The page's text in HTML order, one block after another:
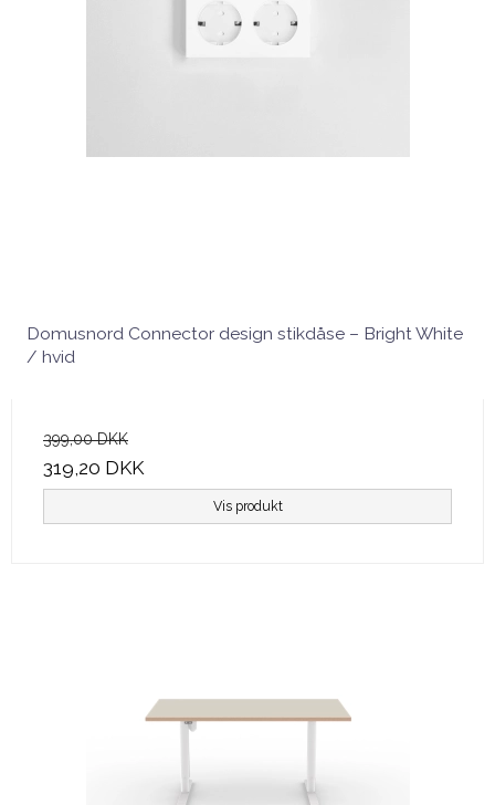
Domusnord Connector design stikdåse – Bright White
/ hvid
399,00 DKK
319,20 DKK
Vis produkt